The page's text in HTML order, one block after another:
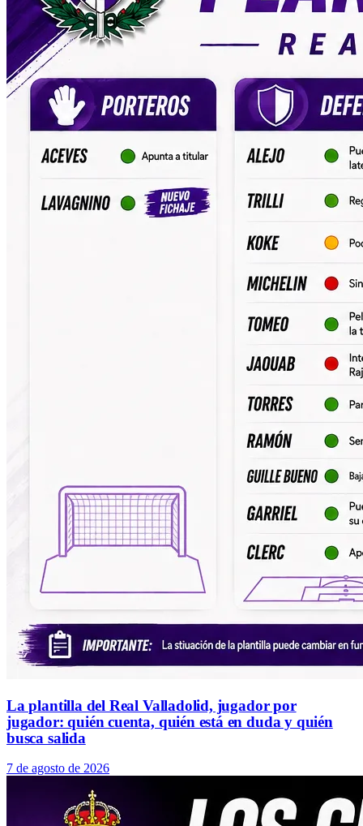
La plantilla del Real Valladolid, jugador por
jugador: quién cuenta, quién está en duda y quién
busca salida
7 de agosto de 2026